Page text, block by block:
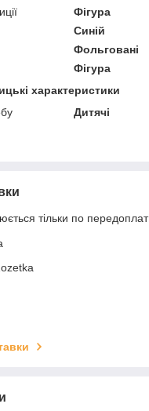
Фігура
Синій
Фольговані
Фігура
характеристики
Дитячі
тільки по